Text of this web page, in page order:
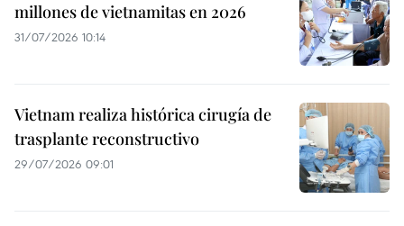
millones de vietnamitas en 2026
31/07/2026 10:14
Vietnam realiza histórica cirugía de
trasplante reconstructivo
29/07/2026 09:01